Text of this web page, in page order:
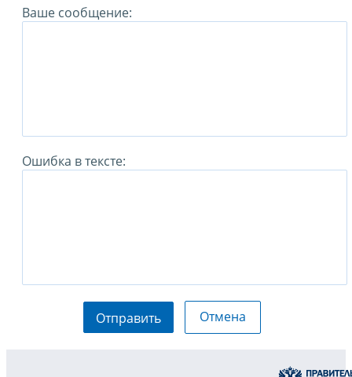
Ваше сообщение:
Ошибка в тексте:
Отправить Отмена